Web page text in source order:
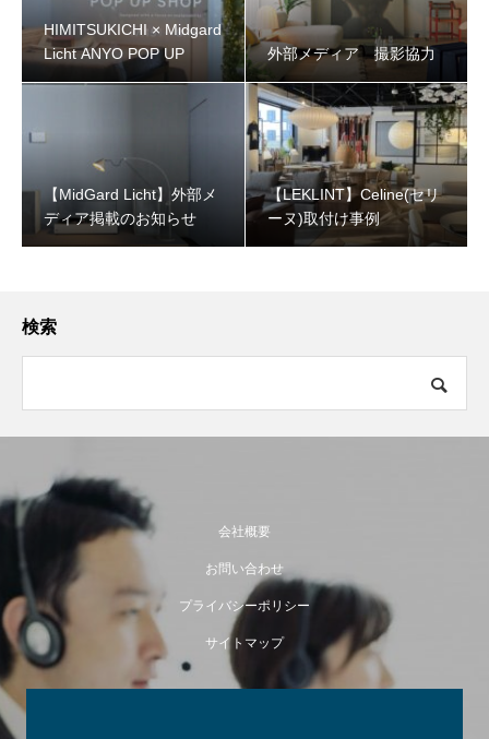
HIMITSUKICHI × Midgard
Licht ANYO POP UP
外部メディア 撮影協力
【MidGard Licht】外部メ
ディア掲載のお知らせ
【LEKLINT】Celine(セリ
ーヌ)取付け事例
検索
会社概要
お問い合わせ
プライバシーポリシー
サイトマップ